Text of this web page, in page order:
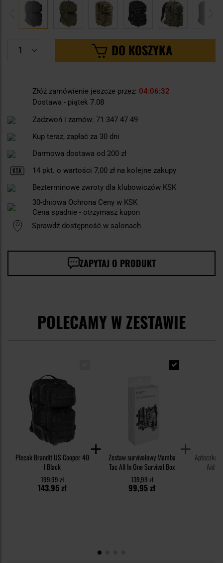
DO KOSZYKA
Złóż zamówienie jeszcze przez: 04 06 31
Dostawa - piątek 7.08
Zadzwoń i zamów: 71 347 47 49
Kup teraz, zapłać za 30 dni
Darmowa dostawa od 200 zł
14 pkt. o wartości 7,00 zł na kolejne zakupy
Bezterminowe zwroty dla klubowiczów KSK
30-dniowa Ochrona Ceny w KSK
Cena spadnie - otrzymasz kupon
Sprawdź dostępność w salonach
ZAPYTAJ O PRODUKT
POLECAMY W ZESTAWIE
Plecak Brandit US Cooper 40
l Black
143,95 zł
199,99 zł
Zestaw survivalowy Mamba
Tac All In One Survival Box
99,95 zł
139,99 zł
Apteczka
Aid